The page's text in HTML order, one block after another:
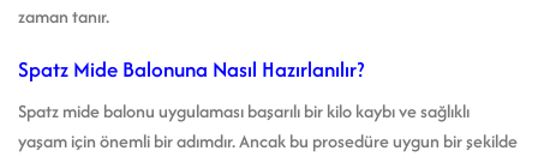
zaman tanır.
Spatz Mide Balonuna Nasıl Hazırlanılır?
Spatz mide balonu uygulaması başarılı bir kilo kaybı ve sağlıklı
yaşam için önemli bir adımdır. Ancak bu prosedüre uygun bir şekilde